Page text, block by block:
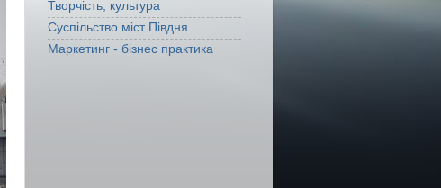
Творчість, культура
Суспільство міст Півдня
Маркетинг - бізнес практика